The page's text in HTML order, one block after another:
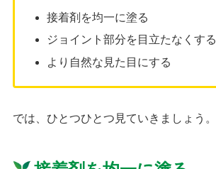
接着剤を均一に塗る
ジョイント部分を目立たなくする
より自然な見た目にする
では、ひとつひとつ見ていきましょう。